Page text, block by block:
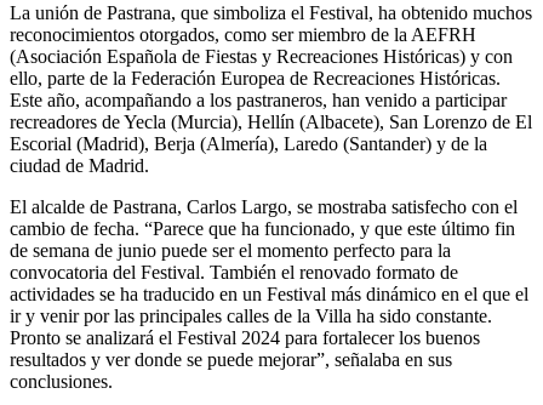
La unión de Pastrana, que simboliza el Festival, ha obtenido muchos
reconocimientos otorgados, como ser miembro de la AEFRH
(Asociación Española de Fiestas y Recreaciones Históricas) y con
ello, parte de la Federación Europea de Recreaciones Históricas.
Este año, acompañando a los pastraneros, han venido a participar
recreadores de Yecla (Murcia), Hellín (Albacete), San Lorenzo de El
Escorial (Madrid), Berja (Almería), Laredo (Santander) y de la
ciudad de Madrid.
El alcalde de Pastrana, Carlos Largo, se mostraba satisfecho con el
cambio de fecha. “Parece que ha funcionado, y que este último fin
de semana de junio puede ser el momento perfecto para la
convocatoria del Festival. También el renovado formato de
actividades se ha traducido en un Festival más dinámico en el que el
ir y venir por las principales calles de la Villa ha sido constante.
Pronto se analizará el Festival 2024 para fortalecer los buenos
resultados y ver donde se puede mejorar”, señalaba en sus
conclusiones.